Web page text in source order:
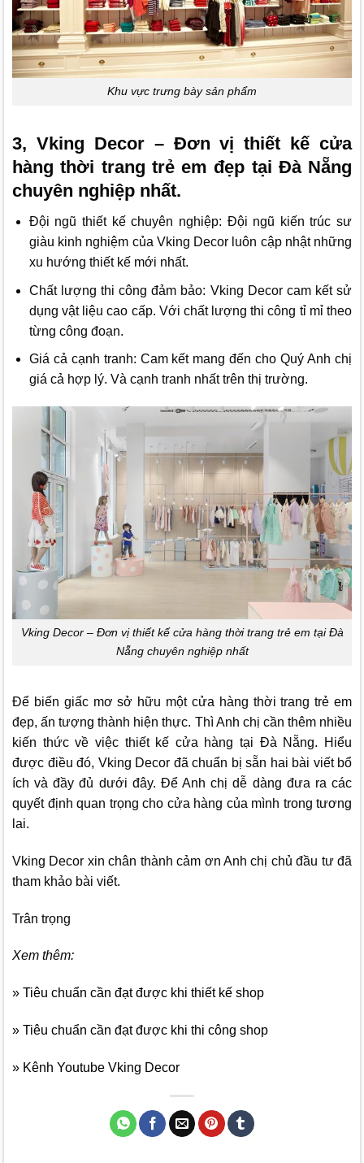
Khu vực trưng bày sản phẩm
3, Vking Decor – Đơn vị thiết kế cửa
hàng thời trang trẻ em đẹp tại Đà Nẵng
chuyên nghiệp nhất.
Đội ngũ thiết kế chuyên nghiệp: Đội ngũ kiến trúc sư
giàu kinh nghiệm của Vking Decor luôn cập nhật những
xu hướng thiết kế mới nhất.
Chất lượng thi công đảm bảo: Vking Decorcam kết sử
dụng vật liệu cao cấp. Với chất lượng thi công tỉ mỉ theo
từng công đoạn.
Giá cả cạnh tranh: Cam kết mang đến cho Quý Anh chị
giá cả hợp lý. Và cạnh tranh nhất trên thị trường.
Vking Decor – Đơn vị thiết kế cửa hàng thời trang trẻ em tại Đà
Nẵng chuyên nghiệp nhất
Để biến giấc mơ sở hữu một cửa hàng thời trang trẻ em
đẹp, ấn tượng thành hiện thực. Thì Anh chị cần thêm nhiều
kiến thức về việc thiết kế cửa hàng tại Đà Nẵng. Hiểu
được điều đó, Vking Decor đã chuẩn bị sẵn hai bài viết bổ
ích và đầy đủ dưới đây. Để Anh chị dễ dàng đưa ra các
quyết định quan trọng cho cửa hàng của mình trong tương
lai.
Vking Decor xin chân thành cảm ơn Anh chị chủ đầu tư đã
tham khảo bài viết.
Trân trọng
Xem thêm:
» Tiêu chuẩn cần đạt được khi thiết kế shop
» Tiêu chuẩn cần đạt được khi thi công shop
» Kênh Youtube Vking Decor